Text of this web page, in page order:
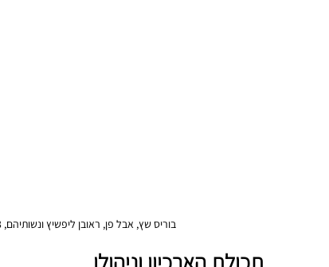
בוריס שץ, אבל פן, ראובן ליפשיץ ונשותיהם, 1913. התצלום באדיבות ארכיון העיר ירושלים וארכיון בצלאל